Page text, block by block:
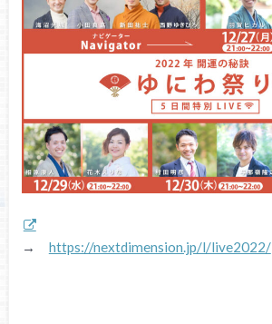
→ https://nextdimension.jp/l/live2022/